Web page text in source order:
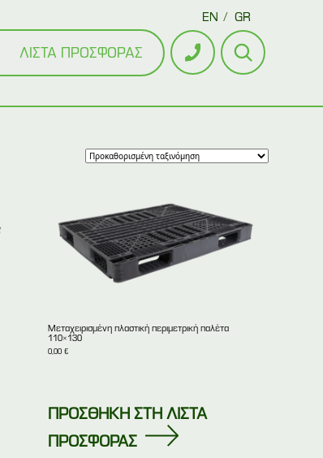
EN GR
ΛΙΣΤΑ ΠΡΟΣΦΟΡΑΣ
Mεταχειρισμένη πλαστική περιμετρική παλέτα
110×130
0,00€
ΠΡΟΣΘΗΚΗ ΣΤΗ ΛΙΣΤΑ
ΠΡΟΣΦΟΡΑΣ